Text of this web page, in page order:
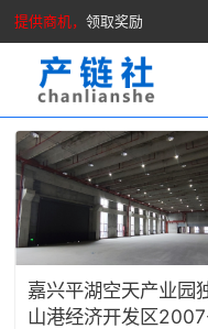
提供商机，领取奖励
嘉兴平湖空天产业园
山港经济开发区